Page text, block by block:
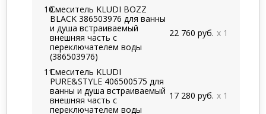
Смеситель KLUDI BOZZ
BLACK 386503976 для ванны
и душа встраиваемый
внешняя часть с
переключателем воды
(386503976)
22 760 руб. x 1
Смеситель KLUDI
PURE&STYLE 406500575 для
ванны и душа встраиваемый
внешняя часть с
переключателем воды
17 280 руб. x 1